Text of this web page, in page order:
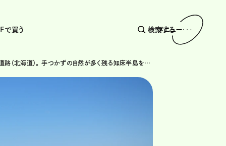
で買う 検索する
メニュー
知床横断道路（北海道）。 手つかずの自然が多く残る知床半島をドライブ